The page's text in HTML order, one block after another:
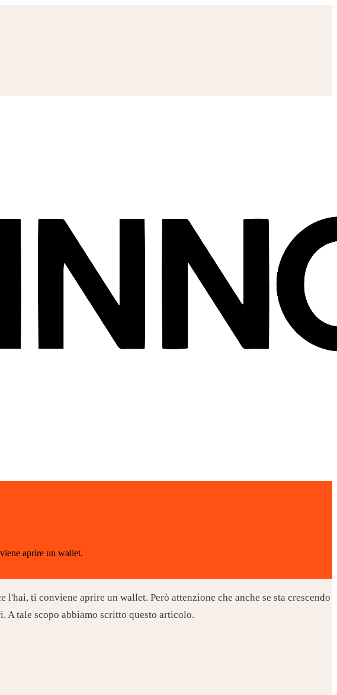
aprire un wallet.
ti conviene aprire un wallet. Però attenzione che anche se sta crescendo
A tale scopo abbiamo scritto questo articolo.